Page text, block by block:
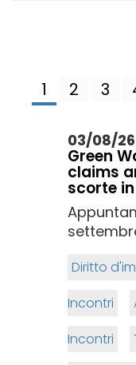
1 2 3
03/08/26
Green
claims
scorte
Diritto
Incontri
Incontri